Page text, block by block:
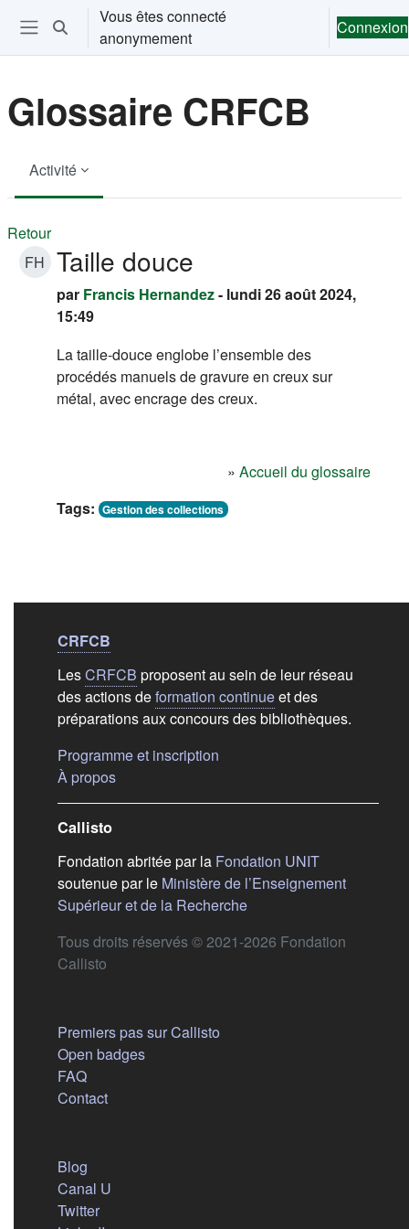
Passer au contenu principal
Ouvrir le menu de navigation
Activer/désactiver la saisie de recherche
Vous êtes connecté
anonymement
Connexion
Glossaire CRFCB
Activité
Retour
FH
Taille douce
par Francis Hernandez- lundi 26 août 2024,
15:49
La taille-douce englobe l’ensemble des
procédés manuels de gravure en creux sur
métal, avec encrage des creux.
» Accueil du glossaire
Tags: Gestion des collections
Liens de bas de
CRFCB
LesCRFCB proposent au sein de leur réseau
des actions deformation continueet des
préparations aux concours des bibliothèques.
Programme et inscription
À propos(s'ouvre dans un nouvel onglet)
Callisto
Fondation abritée par la Fondation UNIT(s'ouvre
soutenue par le Ministère de l’Enseignement
Supérieur et de la Recherche(s'ouvre dans un nouvel
Tous droits réservés © 2021-2026 Fondation
Callisto
Premiers pas sur Callisto
Open badges
FAQ
Contact
Blog
Canal U
Twitter(s'ouvre dans un nouvel onglet)